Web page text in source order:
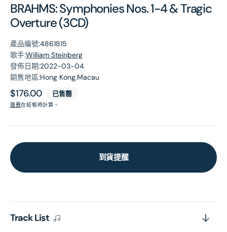
BRAHMS: Symphonies Nos. 1-4 & Tragic
Overture (3CD)
產品編號:4861815
歌手:William Steinberg
發佈日期:2022-03-04
銷售地區:Hong Kong,Macau
原
價
$176.00 已售罄
運費在結帳時計算。
到貨提醒
Track List